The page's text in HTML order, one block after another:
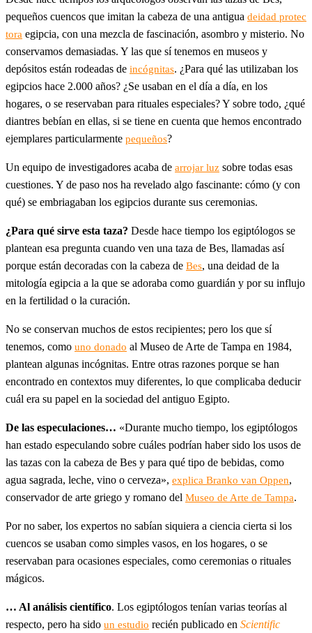
pequeños cuencos que imitan la cabeza de una antigua deidad protec
tora egipcia, con una mezcla de fascinación, asombro y misterio. No
conservamos demasiadas. Y las que sí tenemos en museos y
depósitos están rodeadas de incógnitas. ¿Para qué las utilizaban los
egipcios hace 2.000 años? ¿Se usaban en el día a día, en los
hogares, o se reservaban para rituales especiales? Y sobre todo, ¿qué
diantres bebían en ellas, si se tiene en cuenta que hemos encontrado
ejemplares particularmente pequeños?
Un equipo de investigadores acaba de arrojar luz sobre todas esas
cuestiones. Y de paso nos ha revelado algo fascinante: cómo (y con
qué) se embriagaban los egipcios durante sus ceremonias.
¿Para qué sirve esta taza? Desde hace tiempo los egiptólogos se
plantean esa pregunta cuando ven una taza de Bes, llamadas así
porque están decoradas con la cabeza de Bes, una deidad de la
mitología egipcia a la que se adoraba como guardián y por su influjo
en la fertilidad o la curación.
No se conservan muchos de estos recipientes; pero los que sí
tenemos, como uno donado al Museo de Arte de Tampa en 1984,
plantean algunas incógnitas. Entre otras razones porque se han
encontrado en contextos muy diferentes, lo que complicaba deducir
cuál era su papel en la sociedad del antiguo Egipto.
De las especulaciones… «Durante mucho tiempo, los egiptólogos
han estado especulando sobre cuáles podrían haber sido los usos de
las tazas con la cabeza de Bes y para qué tipo de bebidas, como
agua sagrada, leche, vino o cerveza», explica Branko van Oppen,
conservador de arte griego y romano del Museo de Arte de Tampa.
Por no saber, los expertos no sabían siquiera a ciencia cierta si los
cuencos se usaban como simples vasos, en los hogares, o se
reservaban para ocasiones especiales, como ceremonias o rituales
mágicos.
… Al análisis científico. Los egiptólogos tenían varias teorías al
respecto, pero ha sido un estudio recién publicado en Scientific